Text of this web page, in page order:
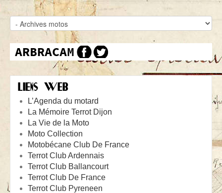
LIENS WEB
L’Agenda du motard
La Mémoire Terrot Dijon
La Vie de la Moto
Moto Collection
Motobécane Club De France
Terrot Club Ardennais
Terrot Club Ballancourt
Terrot Club De France
Terrot Club Pyreneen